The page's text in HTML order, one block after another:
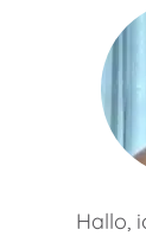
Hallo,